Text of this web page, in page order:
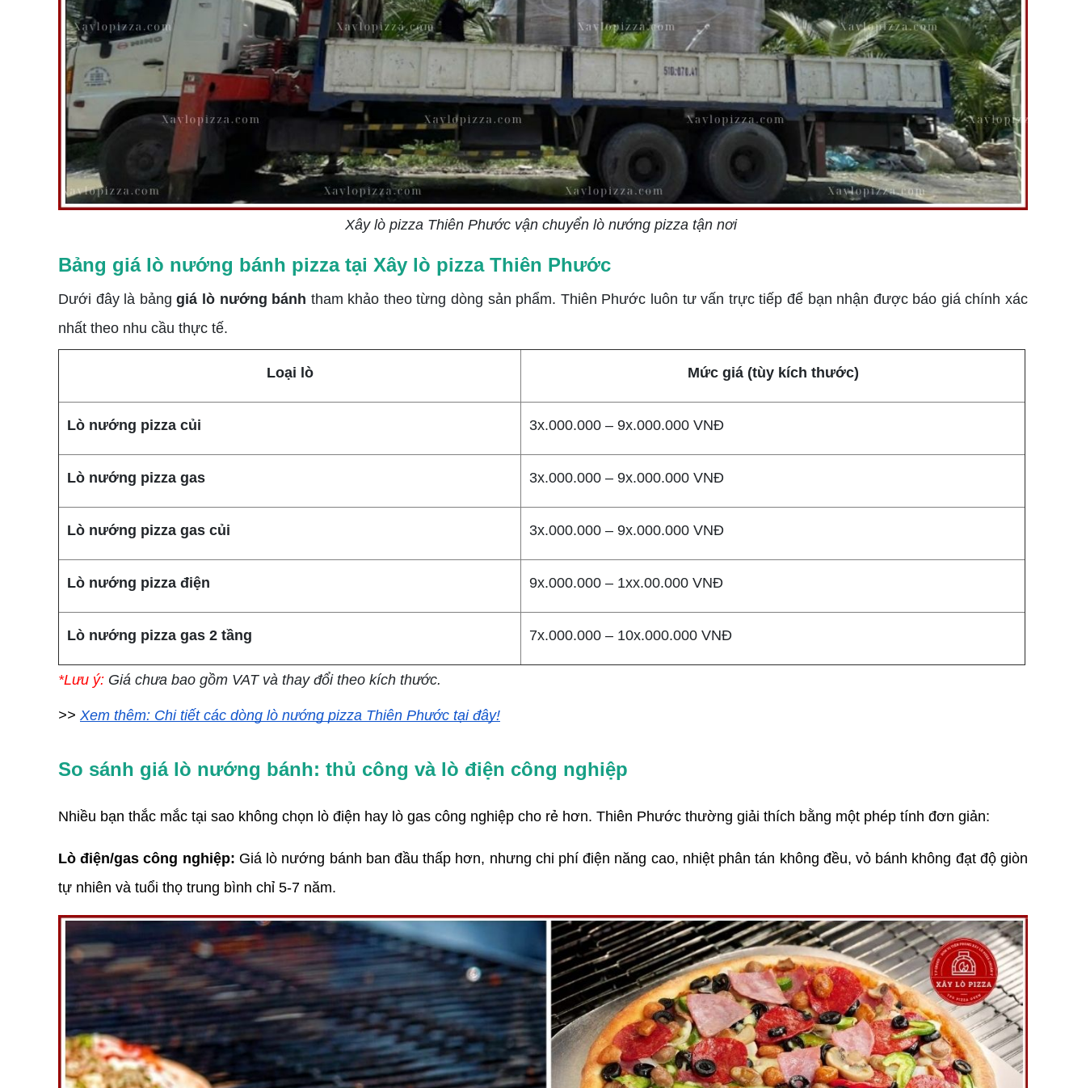
Xây lò pizza Thiên Phước vận chuyển lò nướng pizza tận nơi
Bảng giá lò nướng bánh pizza tại Xây lò pizza Thiên Phước
Dưới đây là bảnggiá lò nướng bánh tham khảo theo từng dòng sản phẩm. Thiên Phước luôn tư vấn trực tiếp để bạn nhận được báo giá chính xác
nhất theo nhu cầu thực tế.
Loại lò Mức giá (tùy kích thước)
Lò nướng pizza củi 3x.000.000 – 9x.000.000 VNĐ
Lò nướng pizza gas 3x.000.000 – 9x.000.000 VNĐ
Lò nướng pizza gas củi 3x.000.000 – 9x.000.000 VNĐ
Lò nướng pizza điện 9x.000.000 – 1xx.00.000 VNĐ
Lò nướng pizza gas 2 tầng 7x.000.000 – 10x.000.000 VNĐ
*Lưu ý: Giá chưa bao gồm VAT và thay đổi theo kích thước.
>> Xem thêm: Chi tiết các dòng lò nướng pizza Thiên Phước tại đây!
So sánh giá lò nướng bánh: thủ công và lò điện công nghiệp
Nhiều bạn thắc mắc tại sao không chọn lò điện hay lò gas công nghiệp cho rẻ hơn. Thiên Phước thường giải thích bằng một phép tính đơn giản:
Lò điện/gas công nghiệp: Giá lò nướng bánh ban đầu thấp hơn, nhưng chi phí điện năng cao, nhiệt phân tán không đều, vỏ bánh không đạt độ giòn
tự nhiên và tuổi thọ trung bình chỉ 5-7 năm.